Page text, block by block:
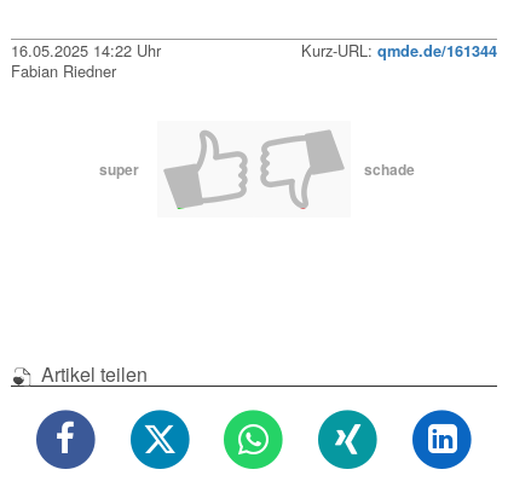
16.05.2025 14:22 Uhr Kurz-URL: qmde.de/161344
Fabian Riedner
super schade
Artikel teilen